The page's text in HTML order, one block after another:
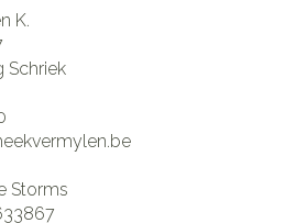
K.
Schriek
Storms